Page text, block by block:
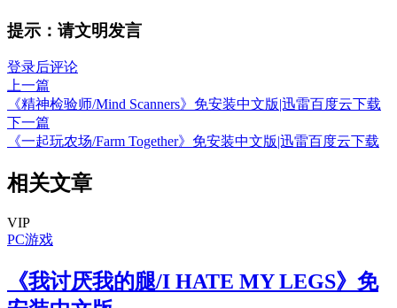
提示：请文明发言
登录后评论
上一篇
《精神检验师/Mind Scanners》免安装中文版|迅雷百度云下载
下一篇
《一起玩农场/Farm Together》免安装中文版|迅雷百度云下载
相关文章
VIP
PC游戏
《我讨厌我的腿/I HATE MY LEGS》免